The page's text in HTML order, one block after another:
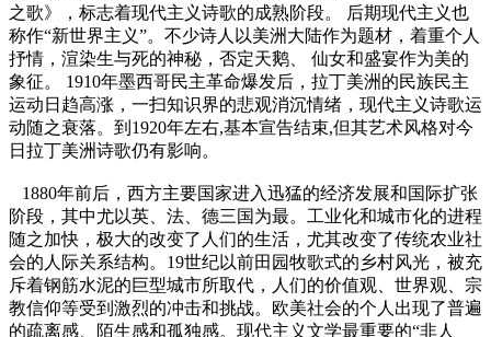
之歌》，标志着现代主义诗歌的成熟阶段。 后期现代主义也
称作“新世界主义”。不少诗人以美洲大陆作为题材，着重个人
抒情，渲染生与死的神秘，否定天鹅、 仙女和盛宴作为美的
象征。 1910年墨西哥民主革命爆发后，拉丁美洲的民族民主
运动日趋高涨，一扫知识界的悲观消沉情绪，现代主义诗歌运
动随之衰落。到1920年左右,基本宣告结束,但其艺术风格对今
日拉丁美洲诗歌仍有影响。
1880年前后，西方主要国家进入迅猛的经济发展和国际扩张
阶段，其中尤以英、法、德三国为最。工业化和城市化的进程
随之加快，极大的改变了人们的生活，尤其改变了传统农业社
会的人际关系结构。19世纪以前田园牧歌式的乡村风光，被充
斥着钢筋水泥的巨型城市所取代，人们的价值观、世界观、宗
教信仰等受到激烈的冲击和挑战。欧美社会的个人出现了普遍
的疏离感、陌生感和孤独感。现代主义文学最重要的“非人